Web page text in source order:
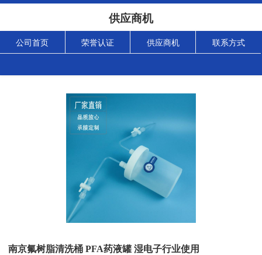
供应商机
公司首页 荣誉认证 供应商机 联系方式
南京氟树脂清洗桶 PFA药液罐 湿电子行业使用